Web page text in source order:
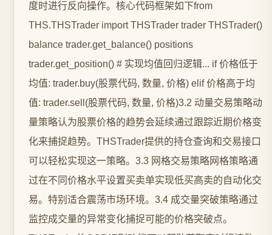
度时进行反向操作。核心代码框架如下from
THS.THSTrader import THSTrader trader THSTrader()
balance trader.get_balance() positions
trader.get_position() # 实现均值回归逻辑... if 价格低于
均值: trader.buy(股票代码, 数量, 价格) elif 价格高于均
值: trader.sell(股票代码, 数量, 价格)3.2 动量交易策略动
量策略认为股票价格的趋势会延续通过跟踪近期价格变
化来捕捉趋势。THSTrader提供的持仓查询和交易接口
可以轻松实现这一策略。3.3 网格交易策略网格策略通
过在不同价格水平设置买卖单实现低买高卖的自动化交
易。特别适合震荡市场环境。3.4 成交量突破策略通过
监控成交量的异常变化捕捉可能的价格突破点。